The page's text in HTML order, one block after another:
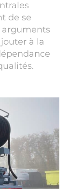
de se
à la